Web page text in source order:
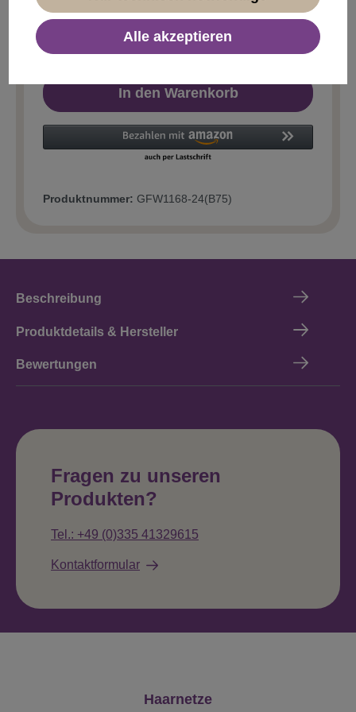
In den Warenkorb
Produktnummer: GFW1168-24(B75)
Beschreibung
Produktdetails & Hersteller
Bewertungen
Fragen zu unseren
Produkten?
Tel.: +49 (0)335 41329615
Kontaktformular
Produktgalerie überspringen
Haarnetze
Alle akzeptieren